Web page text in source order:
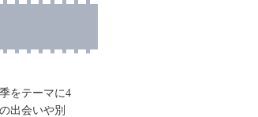
をテーマに4
出会いや別